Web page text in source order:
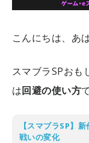
こんにちは、あ
スマブラSPおも
は回避の使い方
【スマブラSP】
戦いの変化